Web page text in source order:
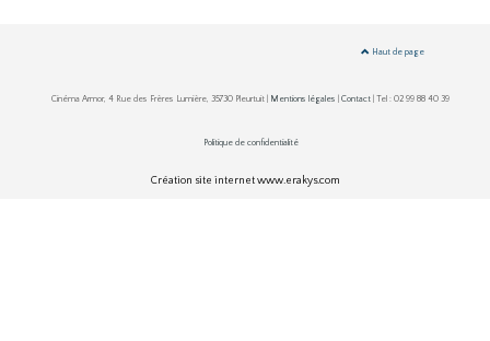
Haut de page
Cinéma Armor, 4 Rue des Frères Lumière, 35730 Pleurtuit | Mentions légales Contact | Tel : 02 99 88 40 39
Politique de confidentialité
Création site internet www.erakys.com